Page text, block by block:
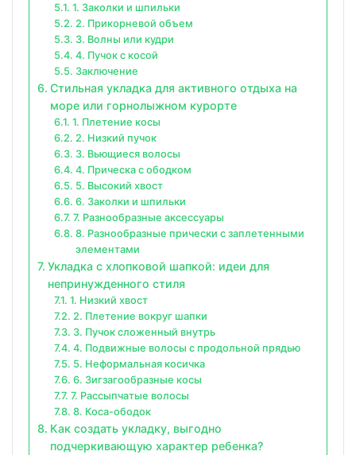
1. Заколки и шпильки
2. Прикорневой объем
3. Волны или кудри
4. Пучок с косой
Заключение
Стильная укладка для активного отдыха на
море или горнолыжном курорте
1. Плетение косы
2. Низкий пучок
3. Вьющиеся волосы
4. Прическа с ободком
5. Высокий хвост
6. Заколки и шпильки
7. Разнообразные аксессуары
8. Разнообразные прически с заплетенными
элементами
Укладка с хлопковой шапкой: идеи для
непринужденного стиля
1. Низкий хвост
2. Плетение вокруг шапки
3. Пучок сложенный внутрь
4. Подвижные волосы с продольной прядью
5. Неформальная косичка
6. Зигзагообразные косы
7. Рассыпчатые волосы
8. Коса-ободок
Как создать укладку, выгодно
подчеркивающую характер ребенка?